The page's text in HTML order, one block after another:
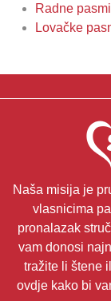
Radne
Lovačke
Naša misija je
vlasnicima
pronalazak
vam donosi
tražite li štene
ovdje kako bi